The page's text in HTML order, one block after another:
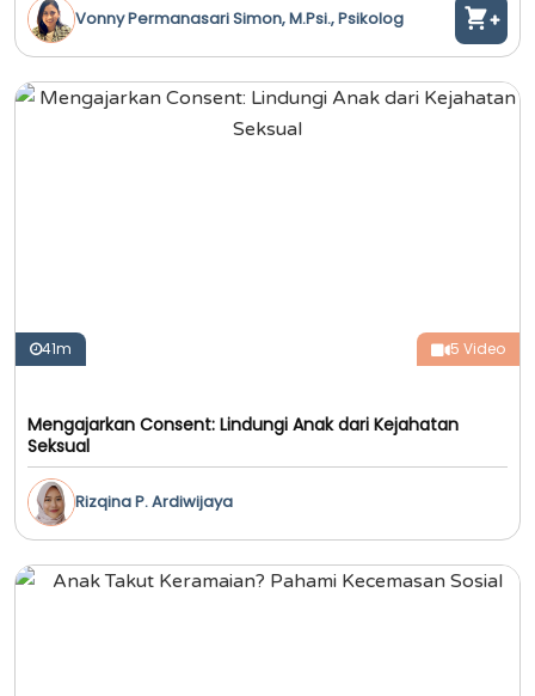
Vonny Permanasari Simon, M.Psi., Psikolog
41m 5 Video
Mengajarkan Consent: Lindungi Anak dari Kejahatan
Seksual
Rizqina P. Ardiwijaya